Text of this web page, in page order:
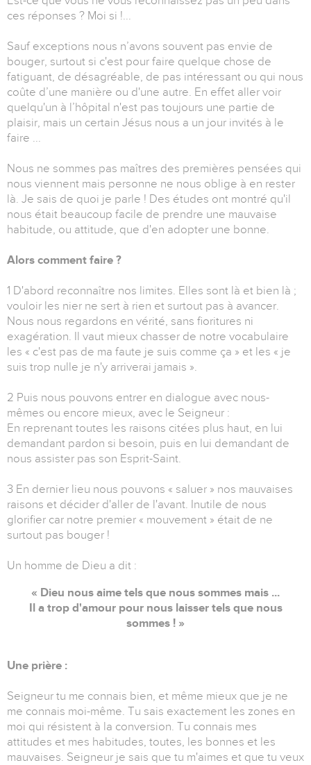
ces réponses ? Moi si !...
Sauf exceptions nous n’avons souvent pas envie de
bouger, surtout si c'est pour faire quelque chose de
fatiguant, de désagréable, de pas intéressant ou qui nous
coûte d’une manière ou d'une autre. En effet aller voir
quelqu'un à l’hôpital n'est pas toujours une partie de
plaisir, mais un certain Jésus nous a un jour invités à le
faire ...
Nous ne sommes pas maîtres des premières pensées qui
nous viennent mais personne ne nous oblige à en rester
là. Je sais de quoi je parle ! Des études ont montré qu'il
nous était beaucoup facile de prendre une mauvaise
habitude, ou attitude, que d'en adopter une bonne.
Alors comment faire ?
1 D'abord reconnaître nos limites. Elles sont là et bien là ;
vouloir les nier ne sert à rien et surtout pas à avancer.
Nous nous regardons en vérité, sans fioritures ni
exagération. Il vaut mieux chasser de notre vocabulaire
les « c'est pas de ma faute je suis comme ça » et les « je
suis trop nulle je n'y arriverai jamais ».
2 Puis nous pouvons entrer en dialogue avec nous-
mêmes ou encore mieux, avec le Seigneur :
En reprenant toutes les raisons citées plus haut, en lui
demandant pardon si besoin, puis en lui demandant de
nous assister pas son Esprit-Saint.
3 En dernier lieu nous pouvons « saluer » nos mauvaises
raisons et décider d'aller de l'avant. Inutile de nous
glorifier car notre premier « mouvement » était de ne
surtout pas bouger !
Un homme de Dieu a dit :
« Dieu nous aime tels que nous sommes mais ...
Il a trop d'amour pour nous laisser tels que nous
sommes ! »
Une prière :
Seigneur tu me connais bien, et même mieux que je ne
me connais moi-même. Tu sais exactement les zones en
moi qui résistent à la conversion. Tu connais mes
attitudes et mes habitudes, toutes, les bonnes et les
mauvaises. Seigneur je sais que tu m'aimes et que tu veux